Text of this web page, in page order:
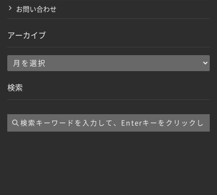
お問い合わせ
アーカイブ
ア
カ
ブ
検索